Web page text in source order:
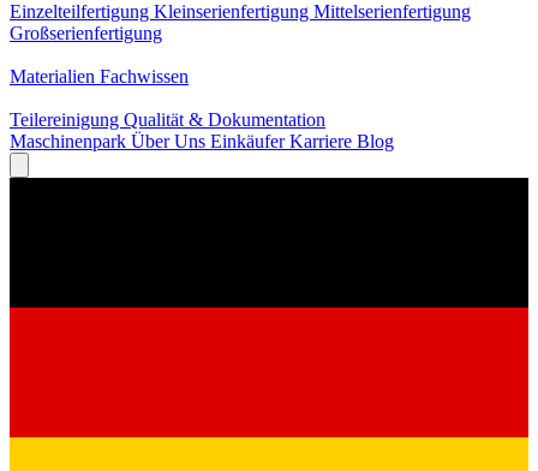
Einzelteilfertigung Kleinserienfertigung Mittelserienfertigung
Großserienfertigung
Materialien Fachwissen
Teilereinigung Qualität & Dokumentation
Maschinenpark Über Uns EinkäuferKarriere Blog